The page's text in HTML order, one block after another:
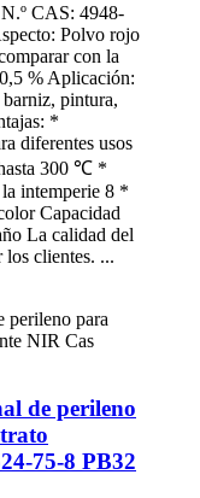
CAS: 4948-
Polvo rojo
con la
% Aplicación:
pintura,
*
diferentes usos
300 ℃ *
intemperie 8 *
Capacidad
La calidad del
los clientes. ...
de perileno
75-8 PB32